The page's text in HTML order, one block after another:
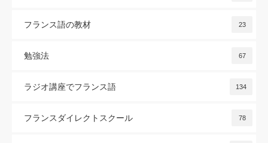
フランス語の教材 23
勉強法 67
ラジオ講座でフランス語 134
フランスダイレクトスクール 78